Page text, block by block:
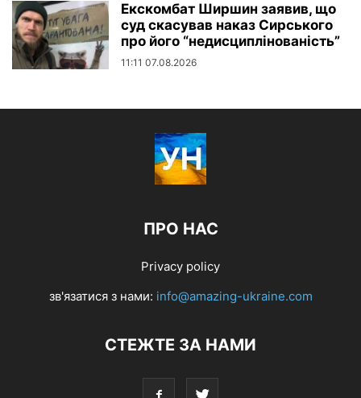
Екскомбат Ширшин заявив, що
суд скасував наказ Сирського
про його “недисциплінованість”
11:11 07.08.2026
ПРО НАС
Privacy policy
зв'язатися з нами: info@amazing-ukraine.com
СТЕЖТЕ ЗА НАМИ